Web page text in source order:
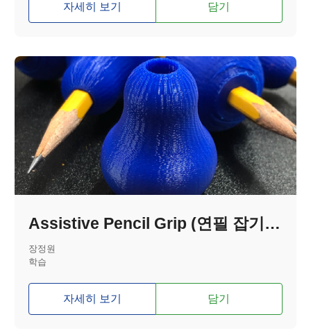
자세히 보기 담기
Assistive Pencil Grip (연필 잡기 도구)
장정원
학습
자세히 보기 담기